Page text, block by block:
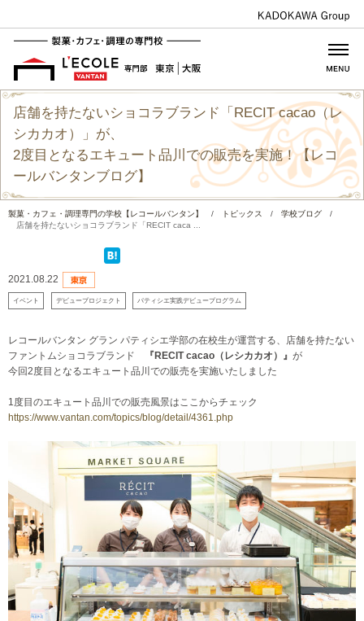
店舗を持たないショコラブランド「RECIT cacao（レ
シカカオ）」が、
2度目となるエキュート品川での販売を実施！【レコ
ールバンタンブログ】
製菓・カフェ・調理専門の学校【レコールバンタン】 / トピックス / 学校ブログ
/
店舗を持たないショコラブランド「RECIT caca ...
2021.08.22
イベント デビュープロジェクト パティシエ実践デビュープログラム
レコールバンタン グラン パティシエ学部の在校生が運営する、店舗を持たない
ファントムショコラブランド 『RECIT cacao（レシカカオ）』 が
今回2度目となるエキュート品川での販売を実施いたしました
1度目のエキュート品川での販売風景はここからチェック
https://www.vantan.com/topics/blog/detail/4361.php